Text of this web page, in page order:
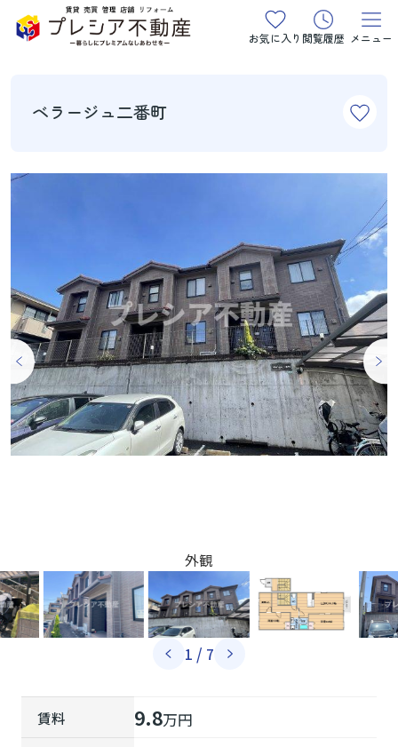
お気に入り 閲覧履歴 メニュー
ベラージュ二番町
外観
1 / 7
賃料 9.8万円